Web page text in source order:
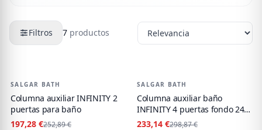
Filtros 7 productos
-22%
SALGAR BATH
Columna auxiliar INFINITY 2
puertas para baño
197,28 €252,89 €
-22%
SALGAR BATH
Columna auxiliar baño
INFINITY 4 puertas fondo 24
cm
233,14 €298,87 €